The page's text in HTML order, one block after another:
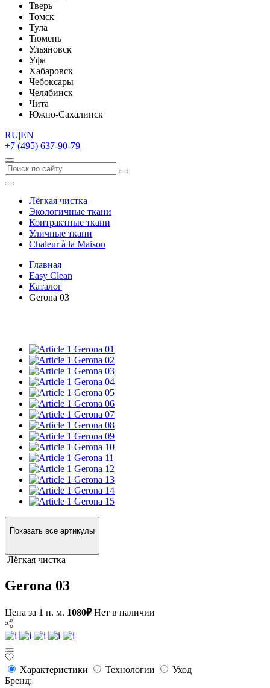
Тверь
Томск
Тула
Тюмень
Ульяновск
Уфа
Хабаровск
Чебоксары
Челябинск
Чита
Южно-Сахалинск
RU|EN
+7 (495) 637-90-79
Лёгкая чистка
Экологичные ткани
Контрактные ткани
Уличные ткани
Сhaleur à la Maison
Главная
Easy Clean
Каталог
Gerona 03
Gerona 01
Gerona 02
Gerona 03
Gerona 04
Gerona 05
Gerona 06
Gerona 07
Gerona 08
Gerona 09
Gerona 10
Gerona 11
Gerona 12
Gerona 13
Gerona 14
Gerona 15
Показать все артикулы
Лёгкая чистка
Gerona 03
Цена за 1 п. м. 1080₽ Нет в наличии
Характеристики Технологии
Уход
Бренд: